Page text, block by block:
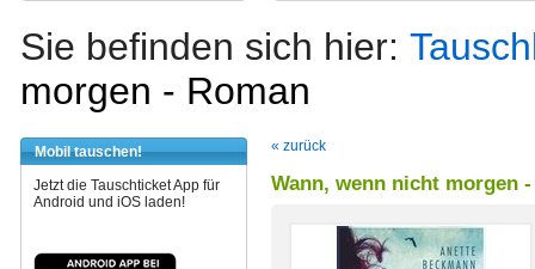
Sie befinden sich hier:
morgen - Roman
Mobil tauschen!
Jetzt die Tauschticket App für
Android und iOS laden!
« zurück
Wann, wenn nicht morgen